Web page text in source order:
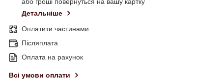
або гроші повернуться на вашу картку
Детальніше
Оплатити частинами
Післяплата
Оплата на рахунок
Всі умови оплати